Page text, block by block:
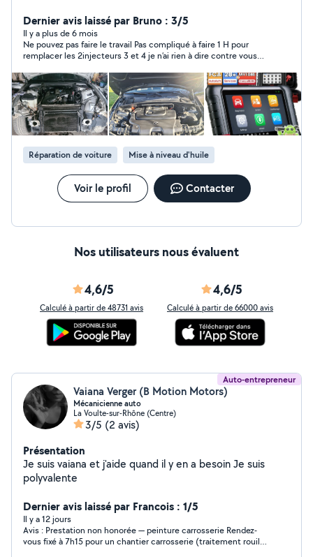
Diagnostic avec valise de qualité pour tout type de
véhicule! :)
Dernier avis laissé par Bruno : 3/5
Il y a plus de 6 mois
Ne pouvez pas faire le travail Pas compliqué à faire 1 H pour
remplacer les 2injecteurs 3 et 4 je n’ai rien à dire contre vous
vous
Réparation de voiture Mise à niveau d'huile
Voir le profil Contacter
Nos utilisateurs nous évaluent
4,6/5
Calculé à partir de 48731 avis
4,6/5
Calculé à partir de 66000 avis
Auto-entrepreneur
Vaiana Verger (B Motion Motors)
Mécanicienne auto
La Voulte-sur-Rhône (Centre)
3/5 (2 avis)
Présentation
Je suis vaiana et j'aide quand il y en a besoin Je suis
polyvalente
Dernier avis laissé par Francois : 1/5
Il y a 12 jours
Avis : Prestation non honorée — peinture carrosserie Rendez-
vous fixé à 7h15 pour un chantier carrosserie (traitement rouille